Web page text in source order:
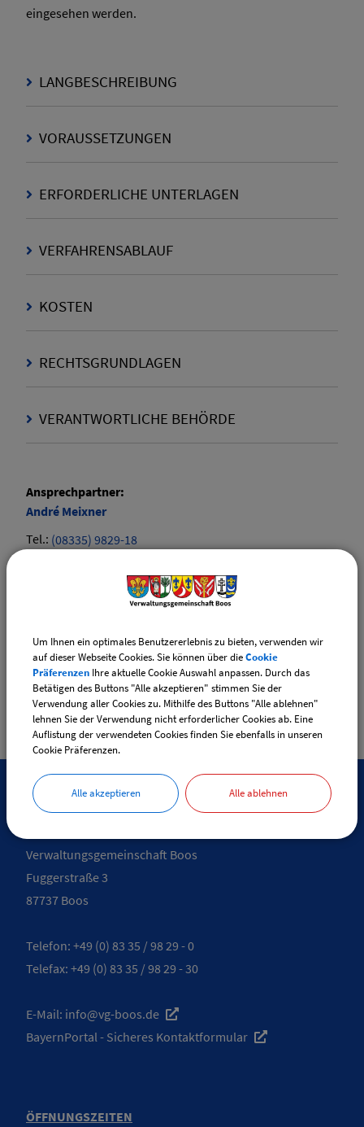
eingesehen werden.
LANGBESCHREIBUNG
VORAUSSETZUNGEN
ERFORDERLICHE UNTERLAGEN
VERFAHRENSABLAUF
KOSTEN
RECHTSGRUNDLAGEN
VERANTWORTLICHE BEHÖRDE
Ansprechpartner:
André Meixner
Tel.: (08335) 9829-18
vgem-boos.de
Sachgebiete
Bauamt
SO ERREICHEN SIE UNS
Verwaltungsgemeinschaft Boos
Fuggerstraße 3
87737 Boos
Telefon: +49 (0) 83 35 / 98 29 - 0
Telefax: +49 (0) 83 35 / 98 29 - 30
E-Mail: info@vg-boos.de
BayernPortal - Sicheres Kontaktformular
ÖFFNUNGSZEITEN
Um Ihnen ein optimales Benutzererlebnis zu bieten, verwenden wir
auf dieser Webseite Cookies. Sie können über dieCookie
Präferenzen Ihre aktuelle Cookie Auswahl anpassen. Durch das
Betätigen des Buttons "Alle akzeptieren" stimmen Sie der
Verwendung aller Cookies zu. Mithilfe des Buttons "Alle ablehnen"
lehnen Sie der Verwendung nicht erforderlicher Cookies ab. Eine
Auflistung der verwendeten Cookies finden Sie ebenfalls in unseren
Cookie Präferenzen.
Alle akzeptieren Alle ablehnen